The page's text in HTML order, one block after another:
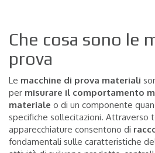
Che cosa sono le
prova
Le macchine di prova materiali
per misurare il comportamento
materiale o di un componente
specifiche sollecitazioni. Attraverso
apparecchiature consentono di
fondamentali sulle caratteristiche